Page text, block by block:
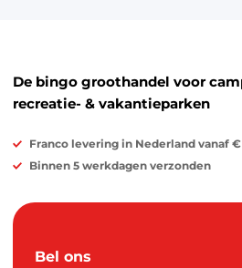
De bingo groothandel voor
recreatie- & vakantieparken
Franco levering in Nederland vanaf €
Binnen 5 werkdagen verzonden
Bel ons